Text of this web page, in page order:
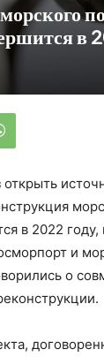
в
в 2022 году,
и
о